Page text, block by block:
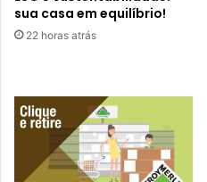
sua casa em equilíbrio!
22 horas atrás